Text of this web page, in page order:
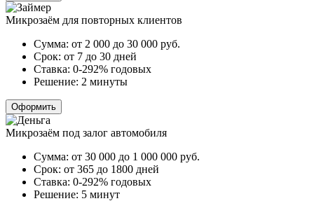
Микрозаём для повторных клиентов
Сумма: от 2 000 до 30 000 руб.
Срок: от 7 до 30 дней
Ставка: 0-292% годовых
Решение: 2 минуты
Оформить
Микрозаём под залог автомобиля
Сумма: от 30 000 до 1 000 000 руб.
Срок: от 365 до 1800 дней
Ставка: 0-292% годовых
Решение: 5 минут